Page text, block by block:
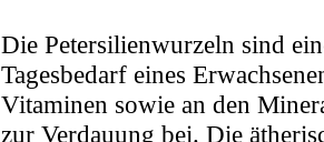
Die Petersilienwurzeln sind
Tagesbedarf eines
Vitaminen sowie an den
zur Verdauung bei. Die